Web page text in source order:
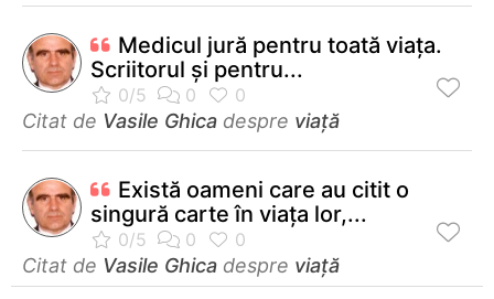
Medicul jură pentru toată viaţa.
Scriitorul şi pentru...
Citat de Vasile Ghica despre viață
Există oameni care au citit o
singură carte în viața lor,...
Citat de Vasile Ghica despre viață